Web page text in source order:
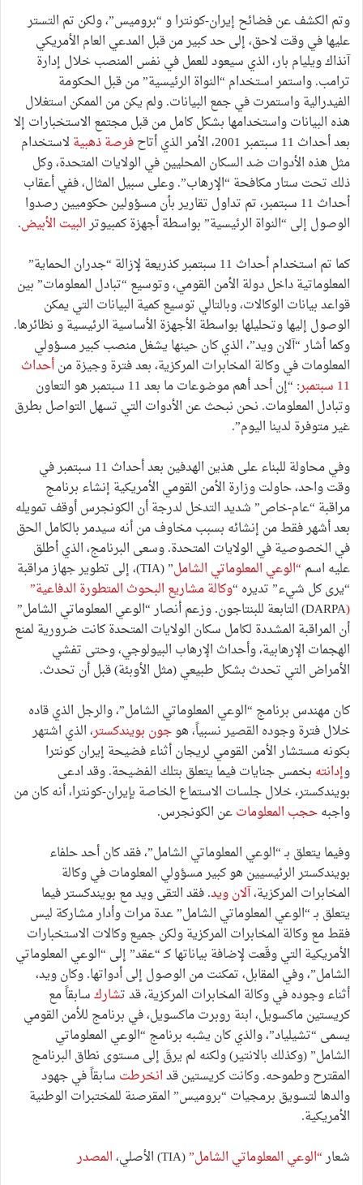
وتم الكشف عن فضائح إيران-كونترا و “بروميس”، ولكن تم التستر
عليها في وقت لاحق، إلى حد كبير من قبل المدعي العام الأمريكي
آنذاك ويليام بار، الذي سيعود للعمل في نفس المنصب خلال إدارة
ترامب. واستمر استخدام “النواة الرئيسية” من قبل الحكومة
الفيدرالية واستمرت في جمع البيانات. ولم يكن من الممكن استغلال
هذه البيانات واستخدامها بشكل كامل من قبل مجتمع الاستخبارات إلا
بعد أحداث 11 سبتمبر 2001، الأمر الذي أتاح
فرصة ذهبيةلاستخدام
مثل هذه الأدوات ضد السكان المحليين في الولايات المتحدة، وكل
ذلك تحت ستار مكافحة “الإرهاب”. وعلى سبيل المثال، ففي أعقاب
أحداث 11 سبتمبر، تم تداول تقارير بأن مسؤولين حكوميين رصدوا
الوصول إلى “النواة الرئيسية” بواسطة أجهزة كمبيوترالبيت الأبيض.
كما تم استخدام أحداث 11 سبتمبر كذريعة لإزالة “جدران الحماية”
المعلوماتية داخل دولة الأمن القومي، وتوسيع “تبادل المعلومات” بين
قواعد بيانات الوكالات، وبالتالي توسيع كمية البيانات التي يمكن
الوصول إليها وتحليلها بواسطة الأجهزة الأساسية الرئيسية و نظائرها.
وكما أشار “آلان ويد”، الذي كان حينها يشغل منصب كبير مسؤولي
المعلومات في وكالة المخابرات المركزية، بعد فترة وجيزة منأحداث
11 سبتمبر
: “إن أحد أهم موضوعات ما بعد 11 سبتمبر هو التعاون
وتبادل المعلومات. نحن نبحث عن الأدوات التي تسهل التواصل بطرق
غير متوفرة لدينا اليوم”.
وفي محاولة للبناء على هذين الهدفين بعد أحداث 11 سبتمبر في
وقت واحد، حاولت وزارة الأمن القومي الأمريكية إنشاء برنامج
مراقبة “عام-خاص” شديد التدخل لدرجة أن الكونجرس أوقف تمويله
بعد أشهر فقط من إنشائه بسبب مخاوف من أنه سيدمر بالكامل الحق
في الخصوصية في الولايات المتحدة. وسعى البرنامج، الذي أطلق
عليه اسم “الوعي المعلوماتي الشامل
” (TIA)، إلى تطوير جهاز مراقبة
“يرى كل شيء” تديره “وكالة مشاريع البحوث المتطورة الدفاعية”
(
DARPA) التابعة للبنتاجون. وزعم أنصار “الوعي المعلوماتي الشامل”
أن المراقبة المشددة لكامل سكان الولايات المتحدة كانت ضرورية لمنع
الهجمات الإرهابية، وأحداث الإرهاب البيولوجي، وحتى تفشي
الأمراض التي تحدث بشكل طبيعي (مثل الأوبئة) قبل أن تحدث.
كان مهندس برنامج “الوعي المعلوماتي الشامل”، والرجل الذي قاده
خلال فترة وجوده القصير نسبياً، هوجون بويندكستر، الذي اشتهر
بكونه مستشار الأمن القومي لريجان أثناء فضيحة إيران كونترا
وإدانته بخمس جنايات فيما يتعلق بتلك الفضيحة. وقد ادعى
بويندكستر، خلال جلسات الاستماع الخاصة بإيران-كونترا، أنه كان من
واجبهحجب المعلوماتعن الكونجرس.
وفيما يتعلق بـ “الوعي المعلوماتي الشامل”، فقد كان أحد حلفاء
بويندكستر الرئيسيين هو كبير مسؤولي المعلومات في وكالة
المخابرات المركزية،آلان ويد. فقد التقى ويد مع بويندكستر فيما
يتعلق بـ “الوعي المعلوماتي الشامل” عدة مرات وأدار مشاركة ليس
فقط مع وكالة المخابرات المركزية ولكن جميع وكالات الاستخبارات
الأمريكية التي وقّعت لإضافة بياناتها كـ “عقد” إلى “الوعي المعلوماتي
الشامل”، وفي المقابل، تمكنت من الوصول إلى أدواتها. وكان ويد،
أثناء وجوده في وكالة المخابرات المركزية، قد تشاركسابقاً مع
كريستين ماكسويل، ابنة روبرت ماكسويل، في برنامج للأمن القومي
يسمى “تشيلياد”، والذي كان يشبه برنامج “الوعي المعلوماتي
الشامل” (وكذلك بالانتير) ولكنه لم يرقَ إلى مستوى نطاق البرنامج
المقترح وطموحه. وكانت كريستين قدانخرطت سابقاً في جهود
والدها لتسويق برمجيات “بروميس” المقرصنة للمختبرات الوطنية
الأمريكية.
شعار“الوعي المعلوماتي الشامل”(TIA) الأصلي،
المصدر